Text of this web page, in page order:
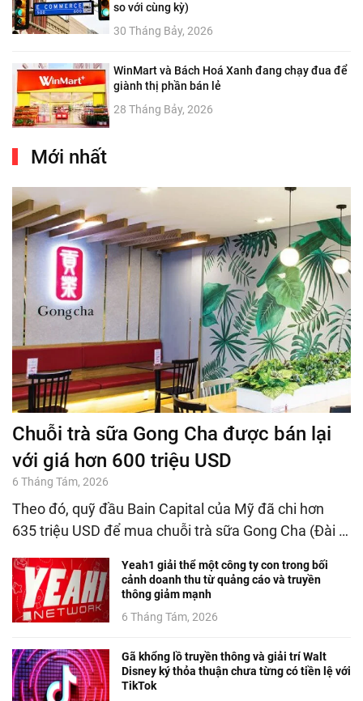
so với cùng kỳ)
30 Tháng Bảy, 2026
WinMart và Bách Hoá Xanh đang chạy đua để
giành thị phần bán lẻ
28 Tháng Bảy, 2026
Mới nhất
Chuỗi trà sữa Gong Cha được bán lại
với giá hơn 600 triệu USD
6 Tháng Tám, 2026
Theo đó, quỹ đầu Bain Capital của Mỹ đã chi hơn
635 triệu USD để mua chuỗi trà sữa Gong Cha (Đài …
Yeah1 giải thể một công ty con trong bối
cảnh doanh thu từ quảng cáo và truyền
thông giảm mạnh
6 Tháng Tám, 2026
Gã khổng lồ truyền thông và giải trí Walt
Disney ký thỏa thuận chưa từng có tiền lệ với
TikTok